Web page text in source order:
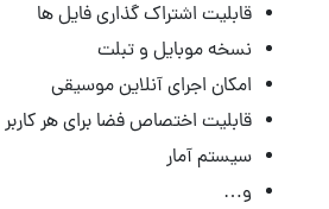
قابلیت اشتراک گذاری فایل ها
نسخه موبایل و تبلت
امکان اجرای آنلاین موسیقی
قابلیت اختصاص فضا برای هر کاربر
سیستم آمار
و…